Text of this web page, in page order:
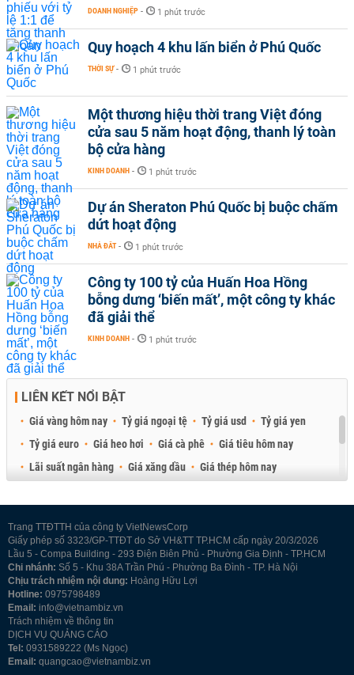
DOANH NGHIỆP - 1 phút trước
Quy hoạch 4 khu lấn biển ở Phú Quốc
THỜI SỰ - 1 phút trước
Một thương hiệu thời trang Việt đóng
cửa sau 5 năm hoạt động, thanh lý toàn
bộ cửa hàng
KINH DOANH - 1 phút trước
Dự án Sheraton Phú Quốc bị buộc chấm
dứt hoạt động
NHÀ ĐẤT - 1 phút trước
Công ty 100 tỷ của Huấn Hoa Hồng
bỗng dưng ‘biến mất’, một công ty khác
đã giải thể
KINH DOANH - 1 phút trước
LIÊN KẾT NỔI BẬT
Giá vàng hôm nay Tỷ giá ngoại tệ Tỷ giá usd
Tỷ giá yen
Tỷ giá euro
Giá heo hơi Giá cà phê
Giá tiêu hôm nay
Lãi suất ngân hàng
Giá xăng dầu
Giá thép hôm nay
Trang TTĐTTH của công ty VietNewsCorp
Giấy phép số 3323/GP-TTĐT do Sở VH&TT TP.HCM cấp ngày 20/3/2026
Lầu 5 - Compa Building - 293 Điện Biên Phủ - Phường Gia Định - TP.HCM
Chi nhánh: Số 5 - Khu 38A Trần Phú - Phường Ba Đình - TP. Hà Nội
Chịu trách nhiệm nội dung: Hoàng Hữu Lợi
Hotline: 0975798489
Email: info@vietnambiz.vn
Trách nhiệm về thông tin
DỊCH VỤ QUẢNG CÁO
Tel: 0931589222 (Ms Ngọc)
Email: quangcao@vietnambiz.vn